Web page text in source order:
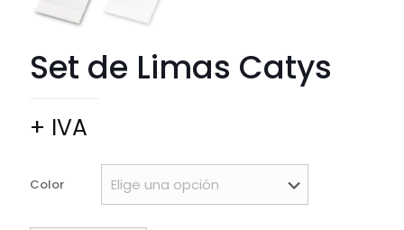
Set de Limas Catys
+ IVA
Color